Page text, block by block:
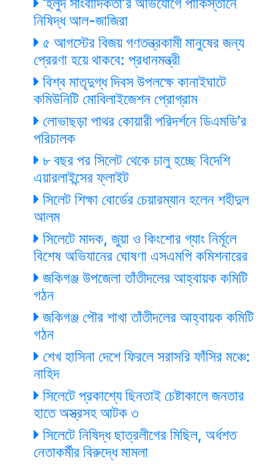
নিষিদ্ধ আল-জাজিরা
৫ আগস্টের বিজয় গণতন্ত্রকামী মানুষের জন্য
প্রেরণা হয়ে থাকবে: প্রধানমন্ত্রী
বিশ্ব মাতৃদুগ্ধ দিবস উপলক্ষে কানাইঘাটে
কমিউনিটি মোবিলাইজেশন প্রোগ্রাম
লোভাছড়া পাথর কোয়ারী পরিদর্শনে ডিএমডি’র
পরিচালক
৮ বছর পর সিলেট থেকে চালু হচ্ছে বিদেশি
এয়ারলাইন্সের ফ্লাইট
সিলেট শিক্ষা বোর্ডের চেয়ারম্যান হলেন শহীদুল
আলম
সিলেটে মাদক, জুয়া ও কিংশোর গ্যাং নির্মূলে
বিশেষ অভিযানের ঘোষণা এসএমপি কমিশনারের
জকিগঞ্জ উপজেলা তাঁতীদলের আহ্বায়ক কমিটি
গঠন
জকিগঞ্জ পৌর শাখা তাঁতীদলের আহ্বায়ক কমিটি
গঠন
শেখ হাসিনা দেশে ফিরলে সরাসরি ফাঁসির মঞ্চে:
নাহিদ
সিলেটে প্রকাশ্যে ছিনতাই চেষ্টাকালে জনতার
হাতে অস্ত্রসহ আটক ৩
সিলেটে নিষিদ্ধ ছাত্রলীগের মিছিল, অর্ধশত
নেতাকর্মীর বিরুদ্ধে মামলা